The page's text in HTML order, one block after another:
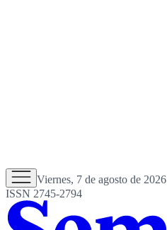
Viernes, 7 de agosto de 2026
ISSN 2745-2794